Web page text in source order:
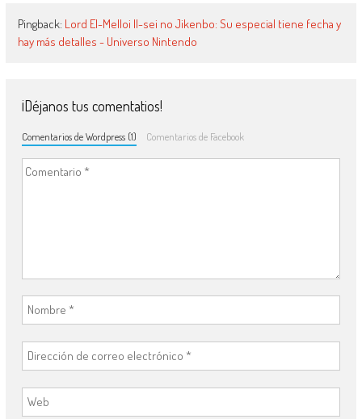
Pingback: Lord El-Melloi II-sei no Jikenbo: Su especial tiene fecha y
hay más detalles - Universo Nintendo
¡Déjanos tus comentatios!
Comentarios de Wordpress (1) Comentarios de Facebook